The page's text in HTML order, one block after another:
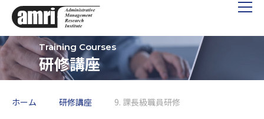
研修講座
ホーム 研修講座 9. 課長級職員研修